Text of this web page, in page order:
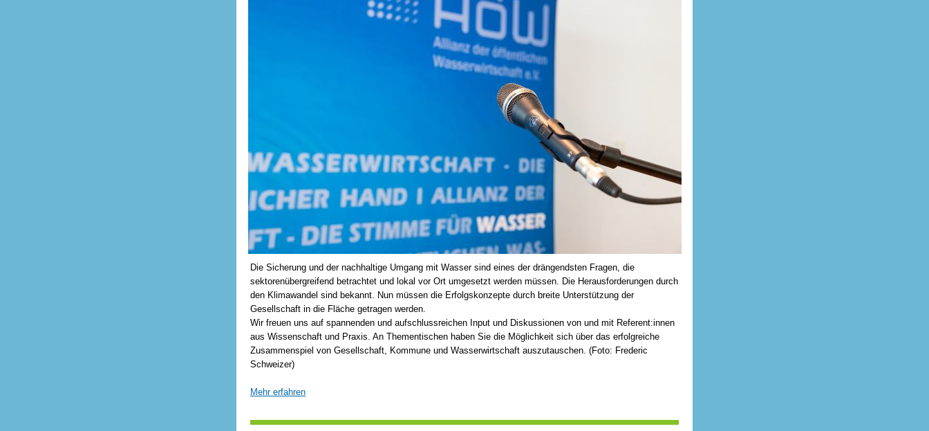
Die Sicherung und der nachhaltige Umgang mit Wasser sind eines der drängendsten Fragen, die
sektorenübergreifend betrachtet und lokal vor Ort umgesetzt werden müssen. Die Herausforderungen durch
den Klimawandel sind bekannt. Nun müssen die Erfolgskonzepte durch breite Unterstützung der
Gesellschaft in die Fläche getragen werden.
Wir freuen uns auf spannenden und aufschlussreichen Input und Diskussionen von und mit Referent:innen
aus Wissenschaft und Praxis. An Thementischen haben Sie die Möglichkeit sich über das erfolgreiche
Zusammenspiel von Gesellschaft, Kommune und Wasserwirtschaft auszutauschen. (Foto: Frederic
Schweizer)
Mehr erfahren